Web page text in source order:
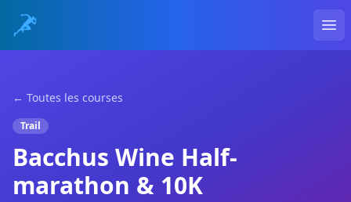
← Toutes les courses
Trail
Bacchus Wine Half-
marathon & 10K